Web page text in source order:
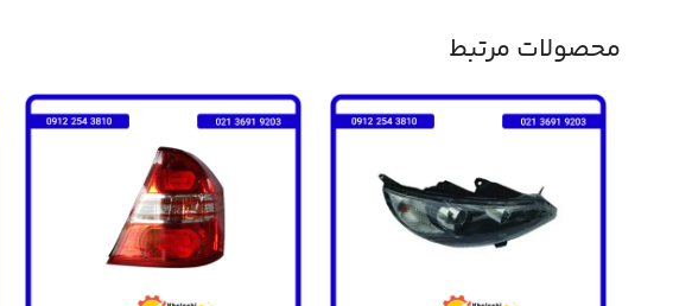
محصولات مرتبط